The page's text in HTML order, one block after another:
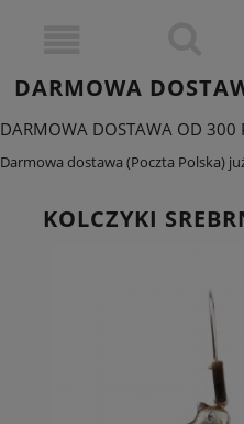
DARMOWA
DARMOWA DOSTAWA OD 300
Darmowa dostawa (Poczta Polska)
KOLCZYKI